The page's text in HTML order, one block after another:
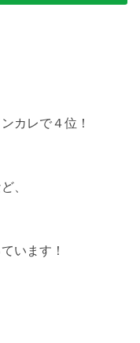
カレで４位！
、
います！